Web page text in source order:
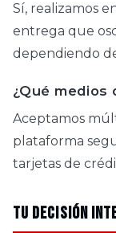
Sí, realizamos
entrega que
dependiendo
¿Qué medios
Aceptamos
plataforma
tarjetas de
Tu decisión